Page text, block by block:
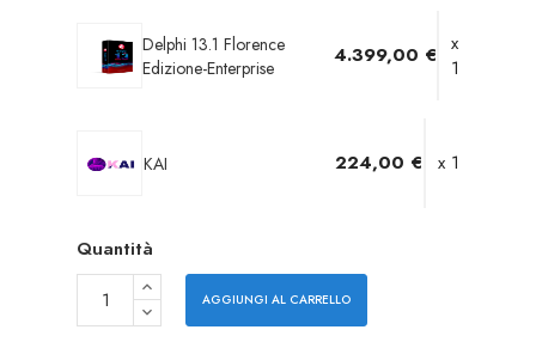
Delphi 13.1 Florence
Edizione-Enterprise
4.399,00 € x
1
KAI 224,00 € x 1
Quantità
AGGIUNGI AL CARRELLO